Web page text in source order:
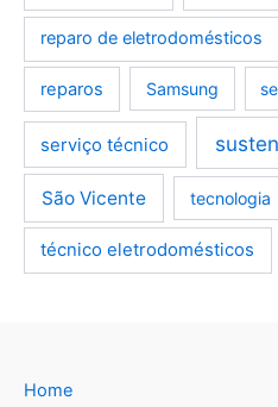
reparo de eletrodomésticos
reparos Samsung
serviço técnico
São Vicente tecnologia
técnico eletrodomésticos
Home